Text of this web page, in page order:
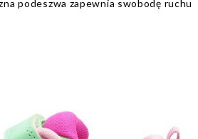
podeszwa zapewnia swobodę ruchu